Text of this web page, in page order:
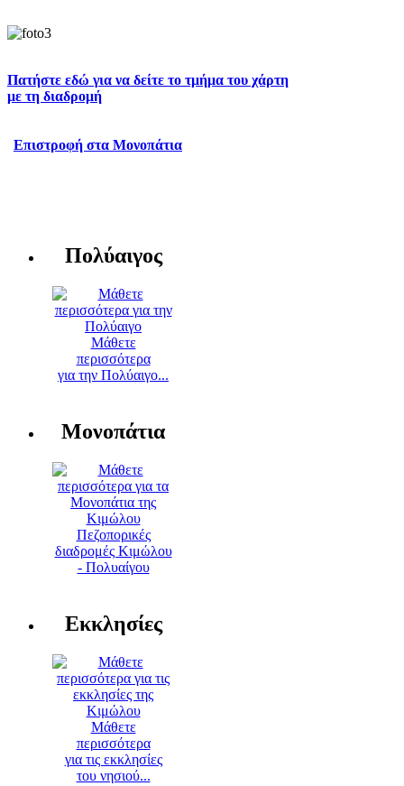
Πατήστε εδώ για να δείτε το τμήμα του χάρτη
με τη διαδρομή
Επιστροφή στα Μονοπάτια
Πολύαιγος
Μάθετε
περισσότερα
για την Πολύαιγο...
Μονοπάτια
Πεζοπορικές
διαδρομές Κιμώλου
- Πολυαίγου
Εκκλησίες
Μάθετε
περισσότερα
για τις εκκλησίες
του νησιού...